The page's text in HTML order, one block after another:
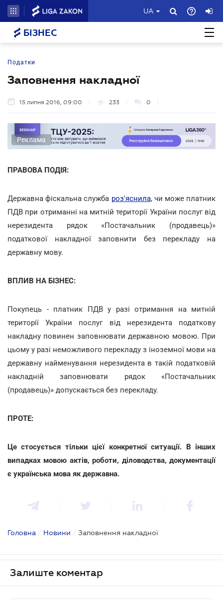
UA
БІЗНЕС
Податки
Заповнення накладної
15 липня 2016, 09:00 233 0
Реклама
ПРАВОВА ПОДІЯ:
Державна фіскальна служба роз'яснила, чи може платник
ПДВ при отриманні на митній території України послуг від
нерезидента рядок «Постачальник (продавець)»
податкової накладної заповнити без перекладу на
державну мову.
ВПЛИВ НА БІЗНЕС:
Покупець - платник ПДВ у разі отримання на митній
території України послуг від нерезидента податкову
накладну повинен заповнювати державною мовою. При
цьому у разі неможливого перекладу з іноземної мови на
державну найменування нерезидента в такій податковій
накладній заповнювати рядок «Постачальник
(продавець)» допускається без перекладу.
ПРОТЕ:
Це стосується тільки цієї конкретної ситуації. В інших
випадках мовою актів, роботи, діловодства, документації
є українська мова як державна.
Головна / Новини / Заповнення накладної
Залиште коментар